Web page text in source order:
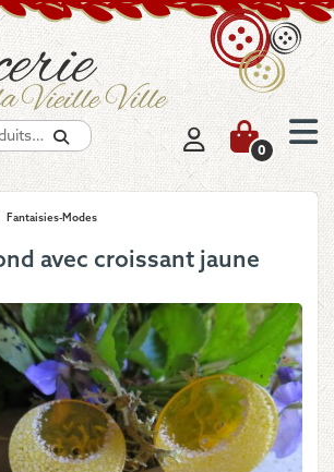
Recherche
0
Fantaisies-Modes
avec croissant jaune